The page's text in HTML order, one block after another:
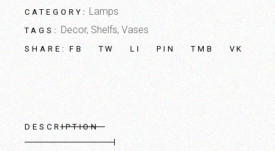
CATEGORY: Lamps
TAGS: Decor,Shelfs,Vases
SHARE: FB TW LI PIN TMB VK
DESCRIPTION